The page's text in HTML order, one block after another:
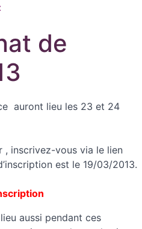
de
auront lieu les 23 et 24
, inscrivez-vous via le lien
est le 19/03/2013.
aussi pendant ces